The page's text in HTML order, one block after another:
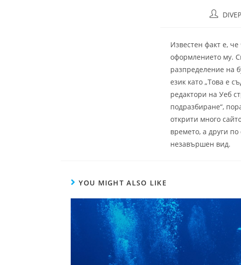
Post
Известен факт е,
оформлението му.
разпределение на
език като „Това е
редактори на Уеб
подразбиране“,
открити много
времето, а други
незавършен вид.
YOU MIGHT ALSO LIKE